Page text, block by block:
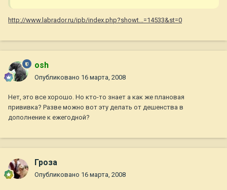
http://www.labrador.ru/ipb/index.php?showt...=14533&st=0
osh
Опубликовано 16 марта, 2008
Нет, это все хорошо. Но кто-то знает а как же плановая
прививка? Разве можно вот эту делать от дешенства в
дополнение к ежегодной?
Гроза
Опубликовано 16 марта, 2008